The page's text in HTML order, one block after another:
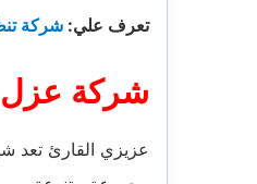
تعرف علي: شركة
شركة عزل
عزيزي القارئ تعد